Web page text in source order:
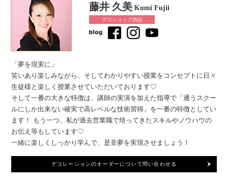
藤井 久美 Kumi Fujii
デコショップ併設
「夢を現実に」
笑いあり楽しみながら、そしてわかりやすい授業をコンセプトに日々
生徒様と楽しく授業させていただいております♡
そして一番の大きな特徴は、講師の実演を加えた指導で「通うスクー
ルにしか出来ない確実で高レベルな技術習得」を一番の特徴としてい
ます！ もう一つ、私が過去営業職で培ってきたスキルやノウハウの
お伝え等もしています♡
一緒に楽しくしっかり学んで、是非夢を実現させましょう！
デコレーションのオーダーについて問い合わせる